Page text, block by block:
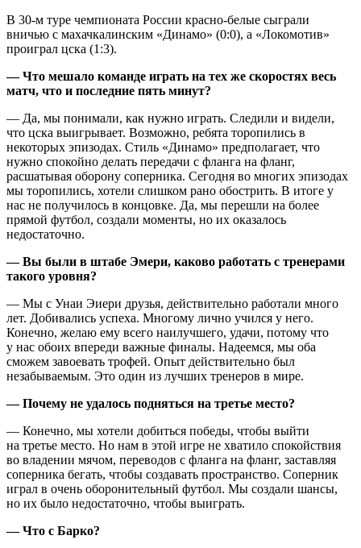
В 30-м туре чемпионата России красно-белые сыграли
вничью с махачкалинским «Динамо» (0:0), а «Локомотив»
проиграл цска (1:3).
— Что мешало команде играть на тех же скоростях весь
матч, что и последние пять минут?
— Да, мы понимали, как нужно играть. Следили и видели,
что цска выигрывает. Возможно, ребята торопились в
некоторых эпизодах. Стиль «Динамо» предполагает, что
нужно спокойно делать передачи с фланга на фланг,
расшатывая оборону соперника. Сегодня во многих эпизодах
мы торопились, хотели слишком рано обострить. В итоге у
нас не получилось в концовке. Да, мы перешли на более
прямой футбол, создали моменты, но их оказалось
недостаточно.
— Вы были в штабе Эмери, каково работать с тренерами
такого уровня?
— Мы с Унаи Эиери друзья, действительно работали много
лет. Добивались успеха. Многому лично учился у него.
Конечно, желаю ему всего наилучшего, удачи, потому что
у нас обоих впереди важные финалы. Надеемся, мы оба
сможем завоевать трофей. Опыт действительно был
незабываемым. Это один из лучших тренеров в мире.
— Почему не удалось подняться на третье место?
— Конечно, мы хотели добиться победы, чтобы выйти
на третье место. Но нам в этой игре не хватило спокойствия
во владении мячом, переводов с фланга на фланг, заставляя
соперника бегать, чтобы создавать пространство. Соперник
играл в очень оборонительный футбол. Мы создали шансы,
но их было недостаточно, чтобы выиграть.
— Что с Барко?